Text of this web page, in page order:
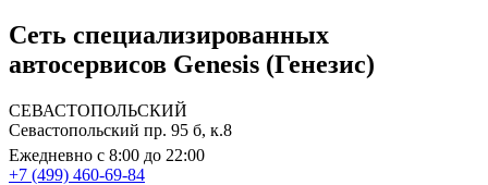
Сеть специализированных
автосервисов Genesis (Генезис)
СЕВАСТОПОЛЬСКИЙ
Севастопольский пр. 95 б, к.8
Ежедневно с 8:00 до 22:00
+7 (499) 460-69-84